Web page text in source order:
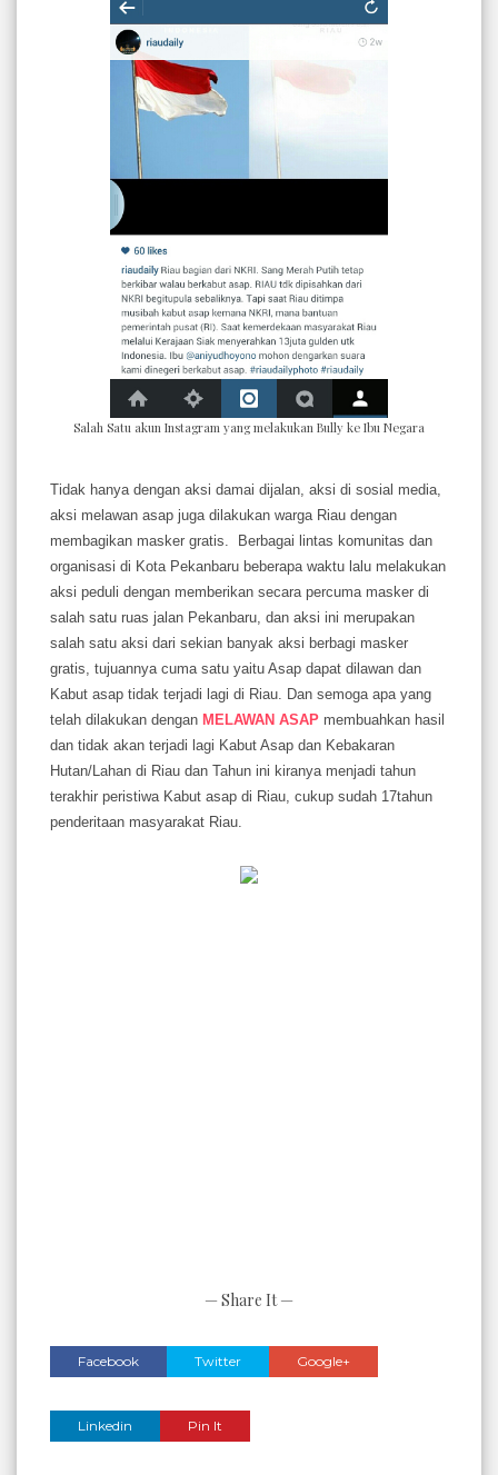
Salah Satu akun Instagram yang melakukan Bully ke Ibu Negara
Tidak hanya dengan aksi damai dijalan, aksi di sosial media,
aksi melawan asap juga dilakukan warga Riau dengan
membagikan masker gratis. Berbagai lintas komunitas dan
organisasi di Kota Pekanbaru beberapa waktu lalu melakukan
aksi peduli dengan memberikan secara percuma masker di
salah satu ruas jalan Pekanbaru, dan aksi ini merupakan
salah satu aksi dari sekian banyak aksi berbagi masker
gratis, tujuannya cuma satu yaitu Asap dapat dilawan dan
Kabut asap tidak terjadi lagi di Riau. Dan semoga apa yang
telah dilakukan dengan MELAWAN ASAP membuahkan hasil
dan tidak akan terjadi lagi Kabut Asap dan Kebakaran
Hutan/Lahan di Riau dan Tahun ini kiranya menjadi tahun
terakhir peristiwa Kabut asap di Riau, cukup sudah 17tahun
penderitaan masyarakat Riau.
— Share It —
Facebook Twitter Google+
Linkedin Pin It